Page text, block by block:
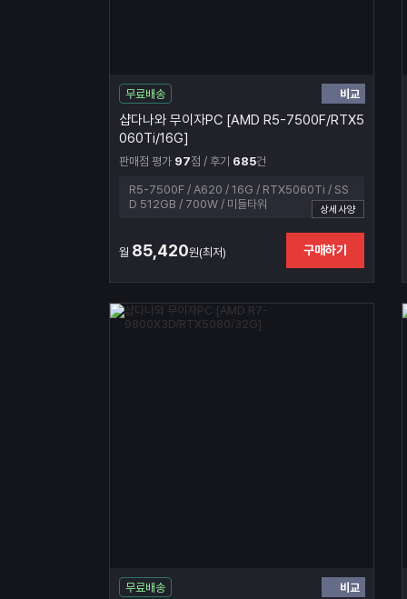
무료배송 비교
샵다나와 무이자PC [AMD R5-7500F/RTX5
060Ti/16G]
판매점 평가 97점 / 후기 685건
R5-7500F / A620 / 16G / RTX5060Ti / SS
D 512GB / 700W / 미들타워
상세사양
월 85,420원(최저) 구매하기
무료배송 비교